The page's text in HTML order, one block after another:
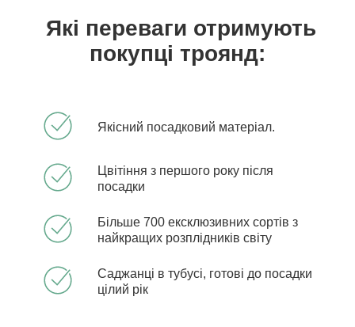
Які переваги отримують
покупці троянд:
Якісний посадковий матеріал.
Цвітіння з першого року після
посадки
Більше 700 ексклюзивних сортів з
найкращих розплідників світу
Саджанці в тубусі, готові до посадки
цілий рік